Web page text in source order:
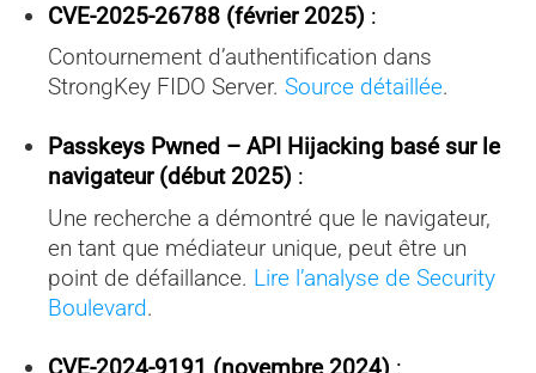
CVE-2025-26788 (février 2025) :
Contournement d’authentification dans
StrongKey FIDO Server. Source détaillée.
Passkeys Pwned – API Hijacking basé sur le
navigateur (début 2025) :
Une recherche a démontré que le navigateur,
en tant que médiateur unique, peut être un
point de défaillance. Lire l’analyse de Security
Boulevard.
CVE-2024-9191 (novembre 2024) :